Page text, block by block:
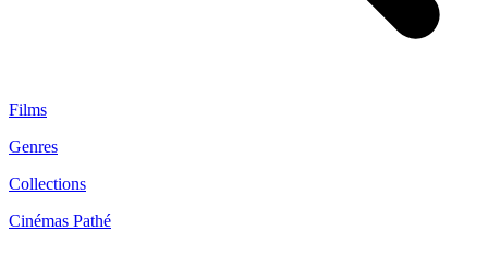
Films
Genres
Collections
Cinémas Pathé